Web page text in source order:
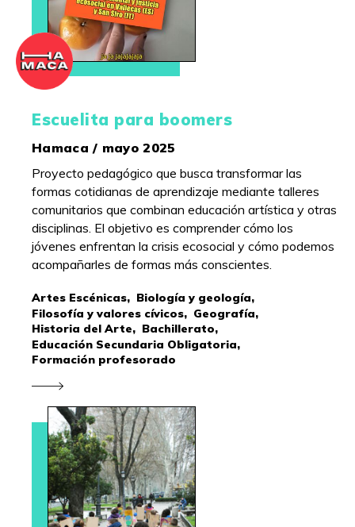
Escuelita para boomers
Hamaca / mayo 2025
Proyecto pedagógico que busca transformar las
formas cotidianas de aprendizaje mediante talleres
comunitarios que combinan educación artística y otras
disciplinas. El objetivo es comprender cómo los
jóvenes enfrentan la crisis ecosocial y cómo podemos
acompañarles de formas más conscientes.
Artes Escénicas, Biología y geología,
Filosofía y valores cívicos, Geografía,
Historia del Arte, Bachillerato,
Educación Secundaria Obligatoria,
Formación profesorado